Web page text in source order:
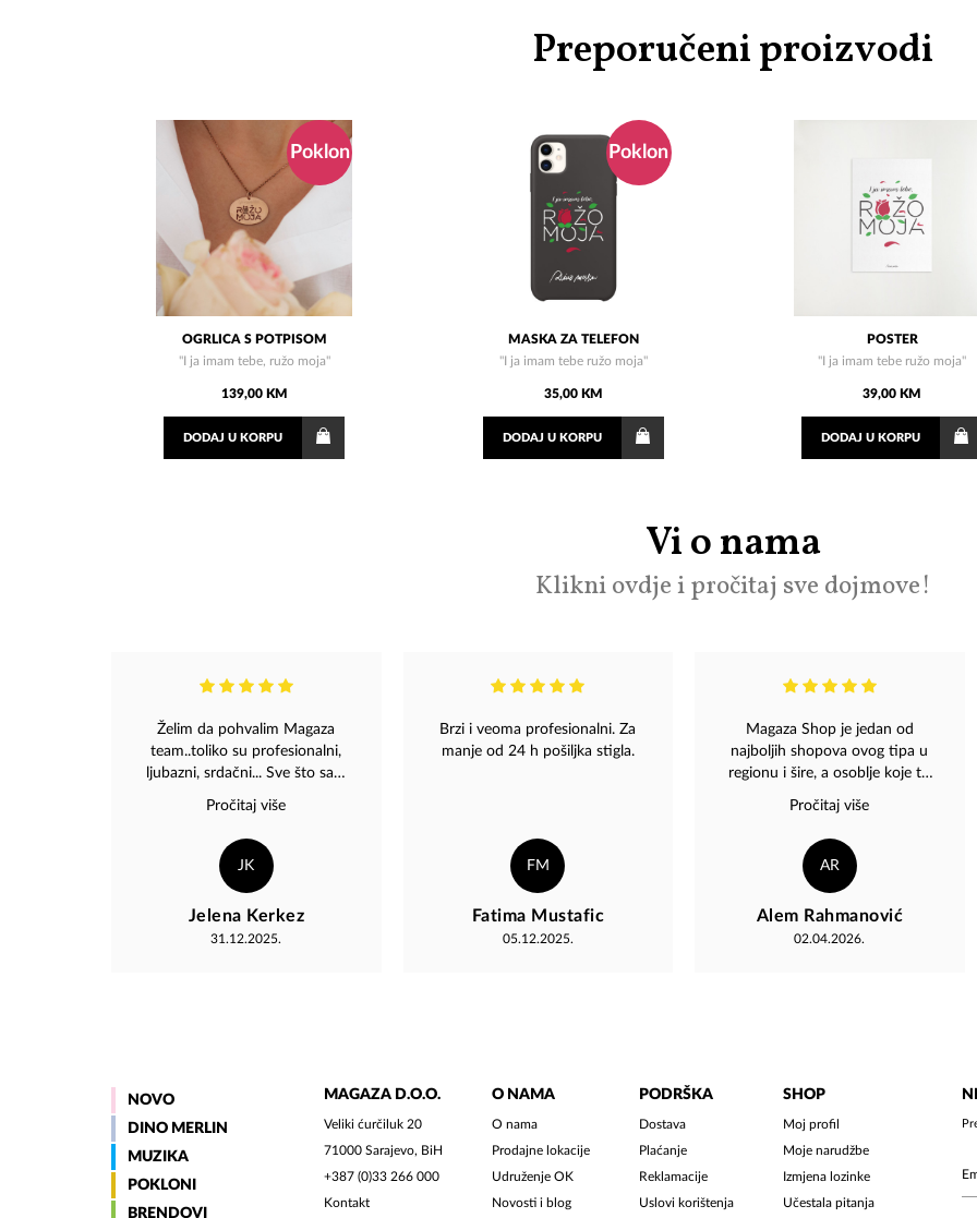
Preporučeni proizvodi
Poklon
OGRLICA S POTPISOM
''I ja imam tebe, ružo moja''
139,00 KM
DODAJ U KORPU
Poklon
MASKA ZA TELEFON
"I ja imam tebe ružo moja"
35,00 KM
DODAJU KORPU
POSTER
"I ja imam tebe ružo moja"
39,00 KM
DODAJ U KORPU
Vi o nama
Klikni ovdje i pročitaj sve dojmove!
Želim da pohvalim Magaza
team..toliko su profesionalni,
ljubazni, srdačni... Sve što sam
poručila brzo mi je stiglo,
proizvodi su im kvalitetni, ljepo
upakovani. Najbolje iskustvo u
kupovini, vjerujte mi. Svakom bi
preporučila da posjeti Magaza
pozitiva, da ću ih i lično posjetiti
kad budem i Sarajevu. Sve
Pročitaj više
JK
Jelena Kerkez
31.12.2025.
Brzi i veoma profesionalni. Za
manje od 24 h pošiljka stigla.
FM
Fatima Mustafic
05.12.2025.
​Magaza Shop je jedan od
najboljih shopova ovog tipa u
regionu i šire, a osoblje koje tu
radi je definitivno best of the
best. Najljubaznija i
najorganizovanija ekipa koju sam
sreo u zadnje vrijeme. Od pomoći
su za apsolutno sve, brzi su i
čista desetka za uslugu!
Pročitaj više
AR
Alem Rahmanović
02.04.2026.
NOVO
DINO MERLIN
MUZIKA
POKLONI
BRENDOVI
MAGAZA D.O.O.
Veliki ćurčiluk 20
71000 Sarajevo, BiH
+387 (0)33 266 000
Kontakt
O NAMA
O nama
Prodajne lokacije
Udruženje OK
Novosti i blog
PODRŠKA
Dostava
Plaćanje
Reklamacije
Uslovi korištenja
SHOP
Moj profil
Moje narudžbe
Izmjena lozinke
Učestala pitanja